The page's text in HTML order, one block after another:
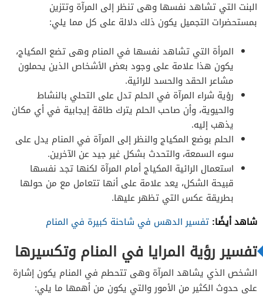
البنت التي تشاهد نفسها وهى تنظر إلى المرآة وتتزين
بمستحضرات التجميل يكون ذلك دلالة على كل مما يلي:
المرأة التي تشاهد نفسها في المنام وهى تضع المكياج،
يكون هذا علامة على وجود بعض الأشخاص الذين يحملون
مشاعر الحقد والحسد للرائية.
رؤية شراء المرآة في الحلم تدل على التحلي بالنشاط
والحيوية، وأن صاحب الحلم يترك طاقة إيجابية في أي مكان
يذهب إليه.
الحلم بوضع المكياج والنظر إلى المرآة في المنام يدل على
سوء السمعة، والتحدث بشكل غير جيد عن الآخرين.
استعمال الرائية المكياج أمام المرآة لكنها تجد نفسها
قبيحة الشكل، يعد علامة على أنها تتعامل مع من حولها
بطريقة عكس التي تظهر عليها.
شاهد أيضًا: تفسير الدهس في شاحنة كبيرة في المنام
تفسير رؤية المرايا في المنام وتكسيرها
الشخص الذي يشاهد المرآة وهى تتحطم في المنام يكون إشارة
على حدوث الكثير من الأمور والتي يكون من أهمها ما يلي: